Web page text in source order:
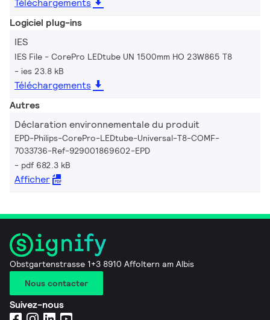
Téléchargements
Logiciel plug-ins
IES
IES File - CorePro LEDtube UN 1500mm HO 23W865 T8
ies 23.8 kB
Téléchargements
Autres
Déclaration environnementale du produit
EPD-Philips-CorePro-LEDtube-Universal-T8-COMF-
7033736-Ref-929001869602-EPD
pdf 682.3 kB
Afficher
Obstgartenstrasse 1+3 8910 Affoltern am Albis
Nous contacter
Suivez-nous